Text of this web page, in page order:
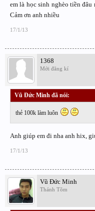
em là học sinh nghèo tiền
Cảm ơn anh nhiều
17/1/13
1368
Mới đăng kí
Vũ Đức Minh đã nói:
thẻ 100k làm luôn
Anh giúp em đi nha anh hix,
17/1/13
Vũ Đức Minh
Thánh Tõm